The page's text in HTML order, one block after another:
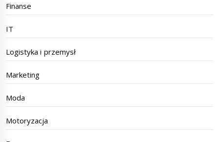
Finanse
IT
Logistyka i przemysł
Marketing
Moda
Motoryzacja